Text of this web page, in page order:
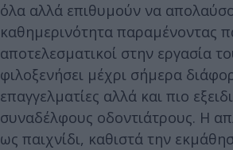
όλα αλλά επιθυμούν να
καθημερινότητα παραμένοντας
αποτελεσματικοί στην εργασία
φιλοξενήσει μέχρι σήμερα
επαγγελματίες αλλά και πιο
συναδέλφους οδοντιάτρους. Η
ως παιχνίδι, καθιστά την